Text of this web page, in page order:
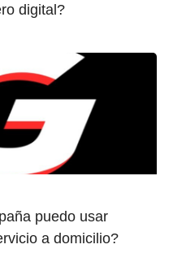
digital?
puedo usar
a domicilio?